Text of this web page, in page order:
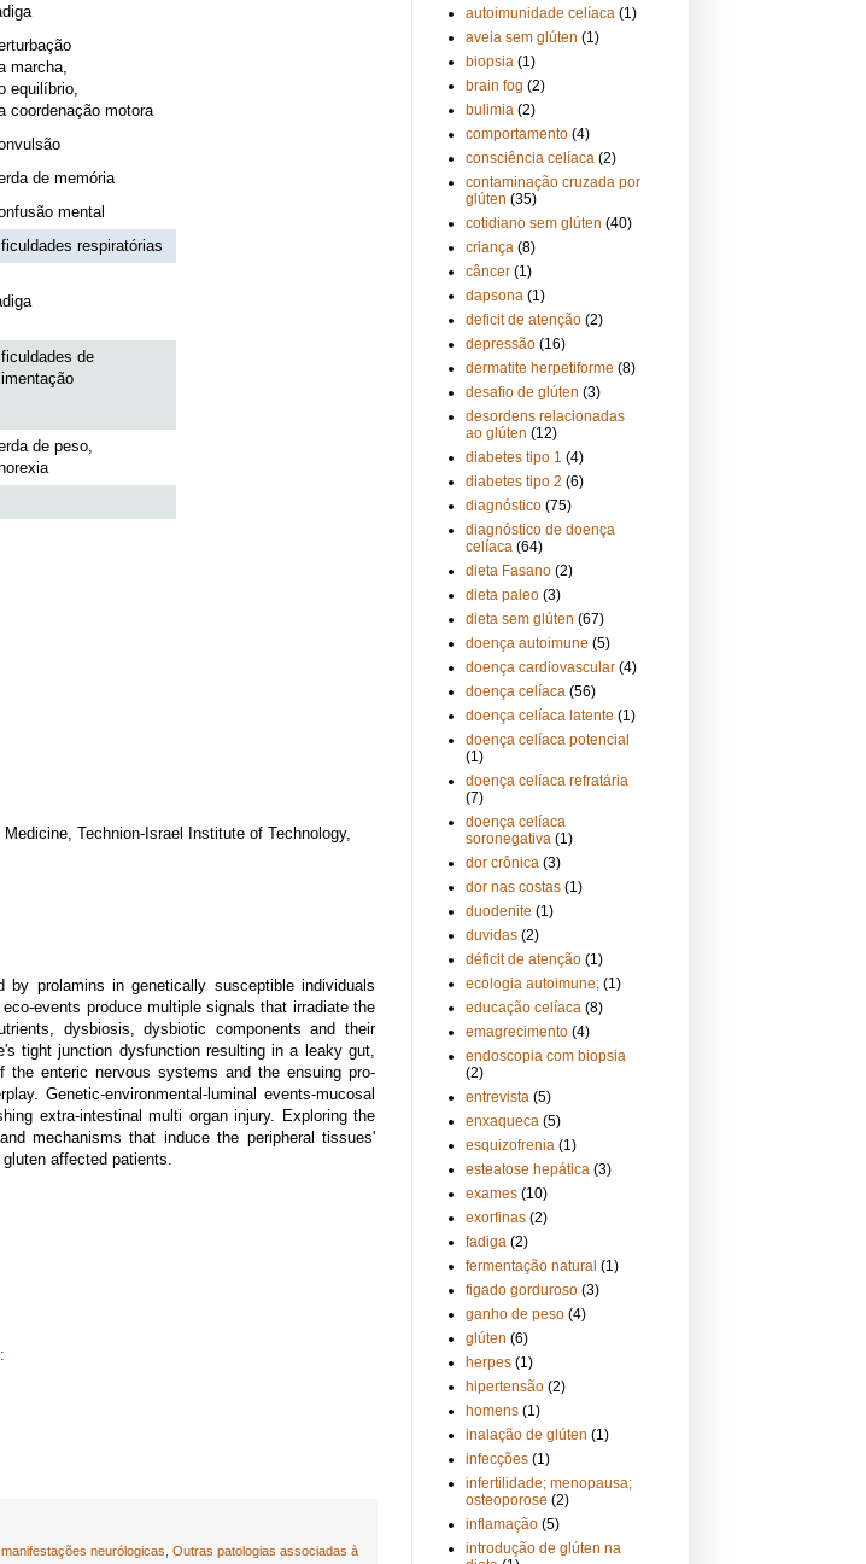
marcha,
equilíbrio,
coordenação motora
de memória
mental
respiratórias
de
de peso,
Technion-Israel Institute of Technology,
prolamins in genetically susceptible individuals
events produce multiple signals that irradiate the
dysbiosis, dysbiotic components and their
tight junction dysfunction resulting in a leaky gut,
the enteric nervous systems and the ensuing pro-
Genetic-environmental-luminal events-mucosal
extra-intestinal multi organ injury. Exploring the
mechanisms that induce the peripheral tissues'
affected patients.
manifestações neurólogicas Outras patologias associadas à
autoimunidade celíaca (1)
aveia sem glúten (1)
biopsia (1)
brain fog (2)
bulimia (2)
comportamento (4)
consciência celíaca (2)
contaminação cruzada por
glúten (35)
cotidiano sem glúten (40)
criança (8)
câncer (1)
dapsona (1)
deficit de atenção (2)
depressão (16)
dermatite herpetiforme (8)
desafio de glúten (3)
desordens relacionadas
ao glúten (12)
diabetes tipo 1 (4)
diabetes tipo 2 (6)
diagnóstico (75)
diagnóstico de doença
celíaca (64)
dieta Fasano (2)
dieta paleo (3)
dieta sem glúten (67)
doença autoimune (5)
doença cardiovascular (4)
doença celíaca (56)
doença celíaca latente (1)
doença celíaca potencial
(1)
doença celíaca refratária
(7)
doença celíaca
soronegativa (1)
dor crônica (3)
dor nas costas (1)
duodenite (1)
duvidas (2)
déficit de atenção (1)
ecologia autoimune; (1)
educação celíaca (8)
emagrecimento (4)
endoscopia com biopsia
(2)
entrevista (5)
enxaqueca (5)
esquizofrenia (1)
esteatose hepática (3)
exames (10)
exorfinas (2)
fadiga (2)
fermentação natural (1)
figado gorduroso (3)
ganho de peso (4)
glúten (6)
herpes (1)
hipertensão (2)
homens (1)
inalação de glúten (1)
infecções (1)
infertilidade; menopausa;
osteoporose (2)
inflamação (5)
introdução de glúten na